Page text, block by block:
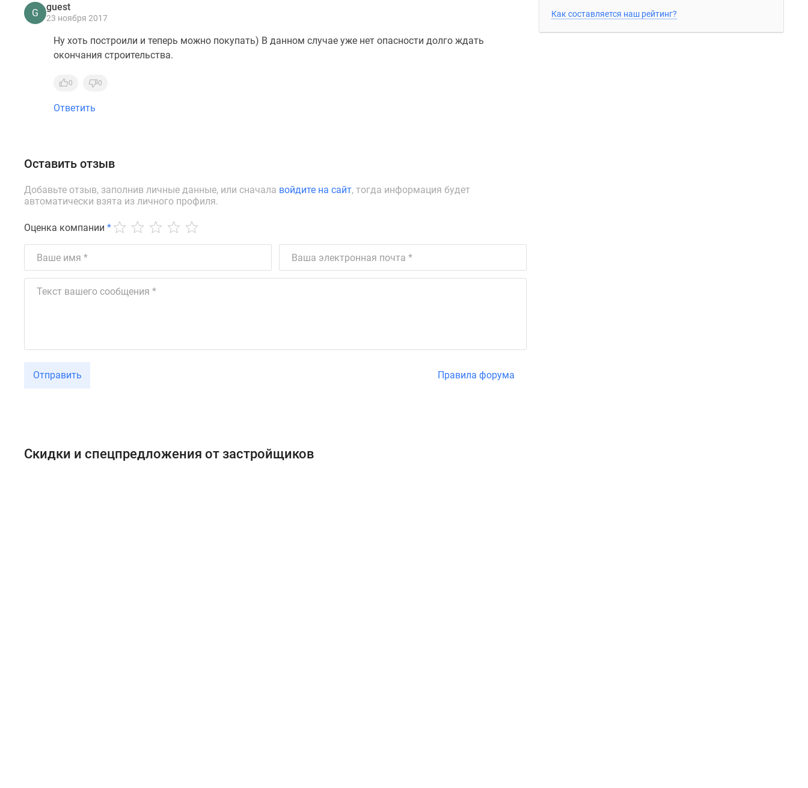
G
guest
23 ноября 2017
Ну хоть построили и теперь можно покупать) В данном случае уже нет опасности долго ждать
окончания строительства.
0 0
Ответить
Оставить отзыв
Добавьте отзыв, заполнив личные данные, или сначала войдите на сайт, тогда информация будет
автоматически взята из личного профиля.
Оценка компании *
Отправить Правила форума
Как составляется наш рейтинг?
Скидки и спецпредложения от застройщиков